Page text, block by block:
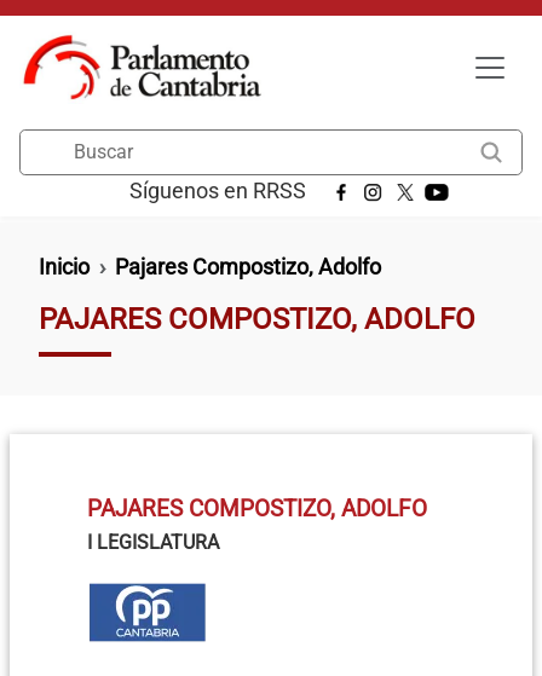
Pasar al contenido principal
Síguenos en RRSS
Ruta de navegación
Inicio Pajares Compostizo, Adolfo
PAJARES COMPOSTIZO, ADOLFO
PAJARES COMPOSTIZO, ADOLFO
I LEGISLATURA